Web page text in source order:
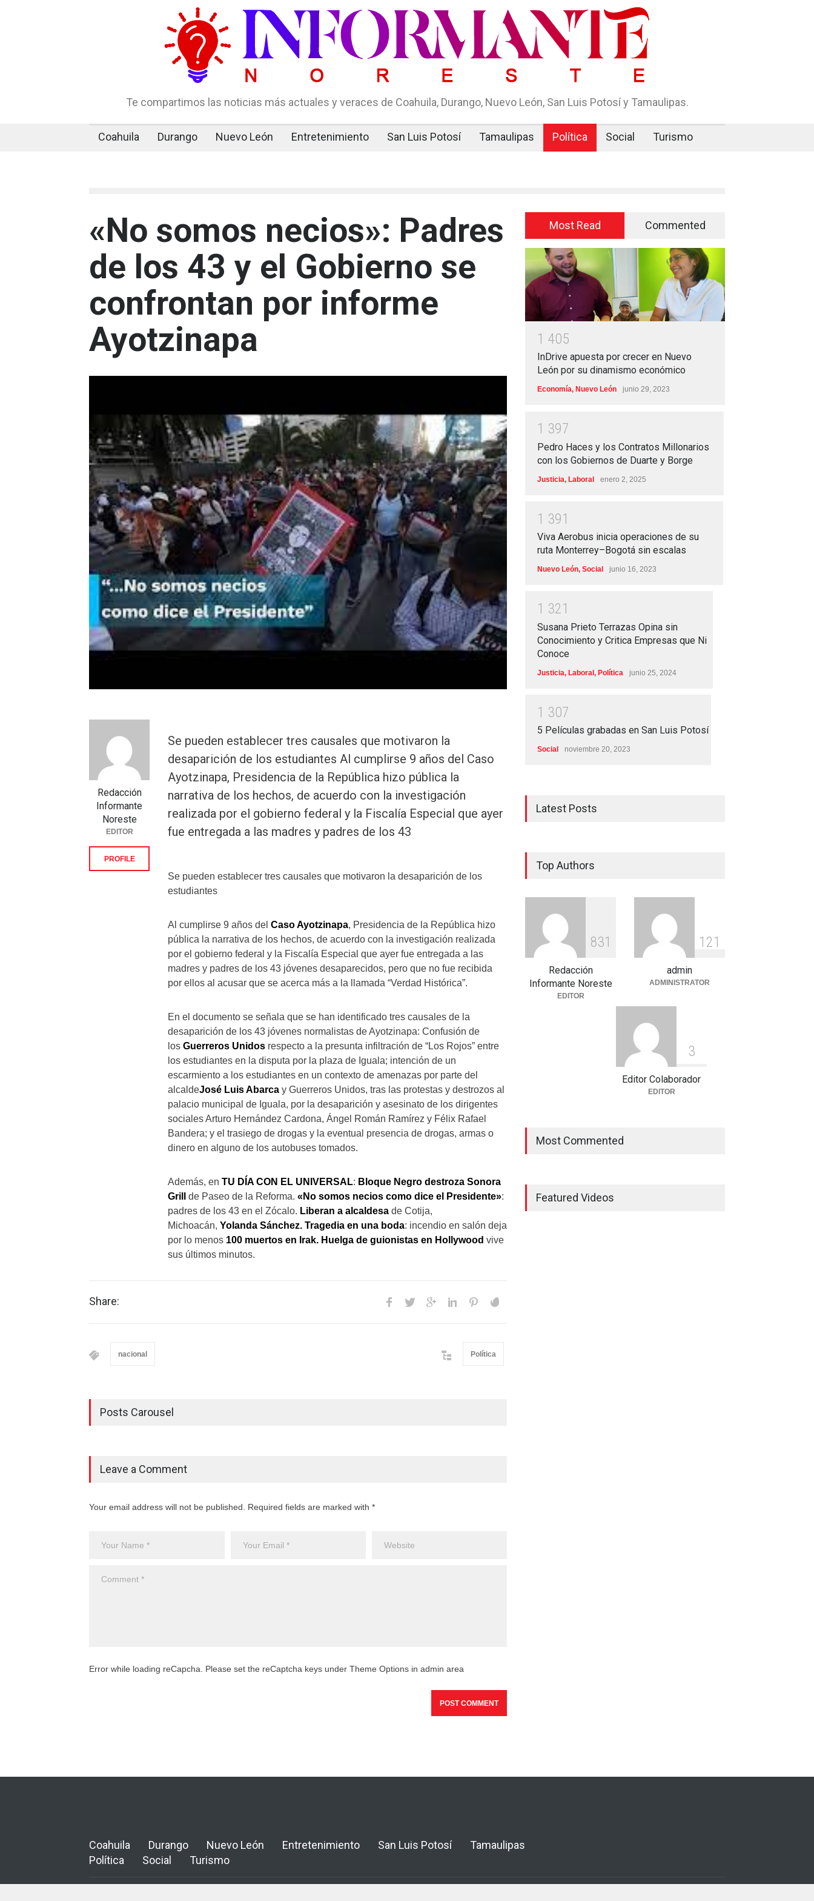
Te compartimos las noticias más actuales y veraces de Coahuila, Durango, Nuevo León, San Luis Potosí y Tamaulipas.
Coahuila Durango Nuevo León Entretenimiento San Luis Potosí Tamaulipas Política Social Turismo
«No somos necios»: Padres
de los 43 y el Gobierno se
confrontan por informe
Ayotzinapa
Se pueden establecer tres causales que motivaron la
desaparición de los estudiantes Al cumplirse 9 años del Caso
Ayotzinapa, Presidencia de la República hizo pública la
narrativa de los hechos, de acuerdo con la investigación
realizada por el gobierno federal y la Fiscalía Especial que ayer
fue entregada a las madres y padres de los 43
Se pueden establecer tres causales que motivaron la desaparición de los
estudiantes
Al cumplirse 9 años del Caso Ayotzinapa, Presidencia de la República hizo
pública la narrativa de los hechos, de acuerdo con la investigación realizada
por el gobierno federal y la Fiscalía Especial que ayer fue entregada a las
madres y padres de los 43 jóvenes desaparecidos, pero que no fue recibida
por ellos al acusar que se acerca más a la llamada “Verdad Histórica”.
En el documento se señala que se han identificado tres causales de la
desaparición de los 43 jóvenes normalistas de Ayotzinapa: Confusión de
los Guerreros Unidos respecto a la presunta infiltración de “Los Rojos” entre
los estudiantes en la disputa por la plaza de Iguala; intención de un
escarmiento a los estudiantes en un contexto de amenazas por parte del
alcaldeJosé Luis Abarca y Guerreros Unidos, tras las protestas y destrozos al
palacio municipal de Iguala, por la desaparición y asesinato de los dirigentes
sociales Arturo Hernández Cardona, Ángel Román Ramírez y Félix Rafael
Bandera; y el trasiego de drogas y la eventual presencia de drogas, armas o
dinero en alguno de los autobuses tomados.
Además, en TU DÍA CON EL UNIVERSAL: Bloque Negro destroza Sonora
Grill de Paseo de la Reforma. «No somos necios como dice el Presidente»:
padres de los 43 en el Zócalo. Liberan a alcaldesa de Cotija,
Michoacán, Yolanda Sánchez. Tragedia en una boda: incendio en salón deja
por lo menos 100 muertos en Irak. Huelga de guionistas en Hollywood vive
sus últimos minutos.
Redacción
Informante
Noreste
EDITOR
PROFILE
Share:
nacional Política
Posts Carousel
Leave a Comment
Your email address will not be published. Required fields are marked with *
Error while loading reCapcha. Please set the reCaptcha keys under Theme Options in admin area
Most Read Commented
1 405
InDrive apuesta por crecer en Nuevo
León por su dinamismo económico
Economía, Nuevo León junio 29, 2023
1 397
Pedro Haces y los Contratos Millonarios
con los Gobiernos de Duarte y Borge
Justicia, Laboral enero 2, 2025
1 391
Viva Aerobus inicia operaciones de su
ruta Monterrey–Bogotá sin escalas
Nuevo León, Social junio 16, 2023
1 321
Susana Prieto Terrazas Opina sin
Conocimiento y Critica Empresas que Ni
Conoce
Justicia, Laboral , Política junio 25, 2024
1 307
5 Películas grabadas en San Luis Potosí
Social noviembre 20, 2023
Latest Posts
Top Authors
831
Redacción
Informante Noreste
EDITOR
1 21
admin
ADMINISTRATOR
3
Editor Colaborador
EDITOR
Most Commented
Featured Videos
Coahuila Durango Nuevo León Entretenimiento San Luis Potosí
Tamaulipas
Política
Social Turismo